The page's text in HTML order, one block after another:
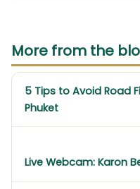
More from the
5 Tips to Avoid Road
Phuket
Live Webcam: Karon